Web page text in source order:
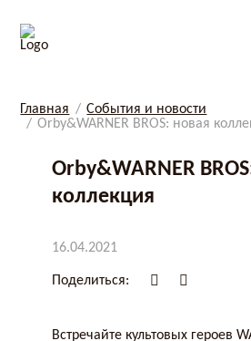
Главная
События и новости
Orby&WARNER BROS: новая
Orby&WARNER
коллекция
16.04.2021
Поделиться:
Встречайте культовых героев